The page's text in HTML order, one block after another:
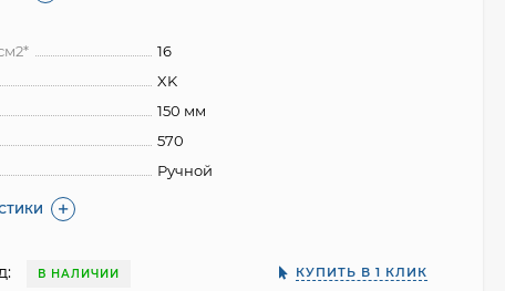
16
XK
150 мм
570
Ручной
В НАЛИЧИИ КУПИТЬ В 1 КЛИК